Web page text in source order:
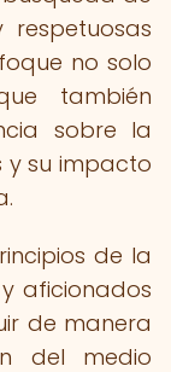
no solo
también
sobre la
y su impacto
de la
aficionados
de manera
del medio